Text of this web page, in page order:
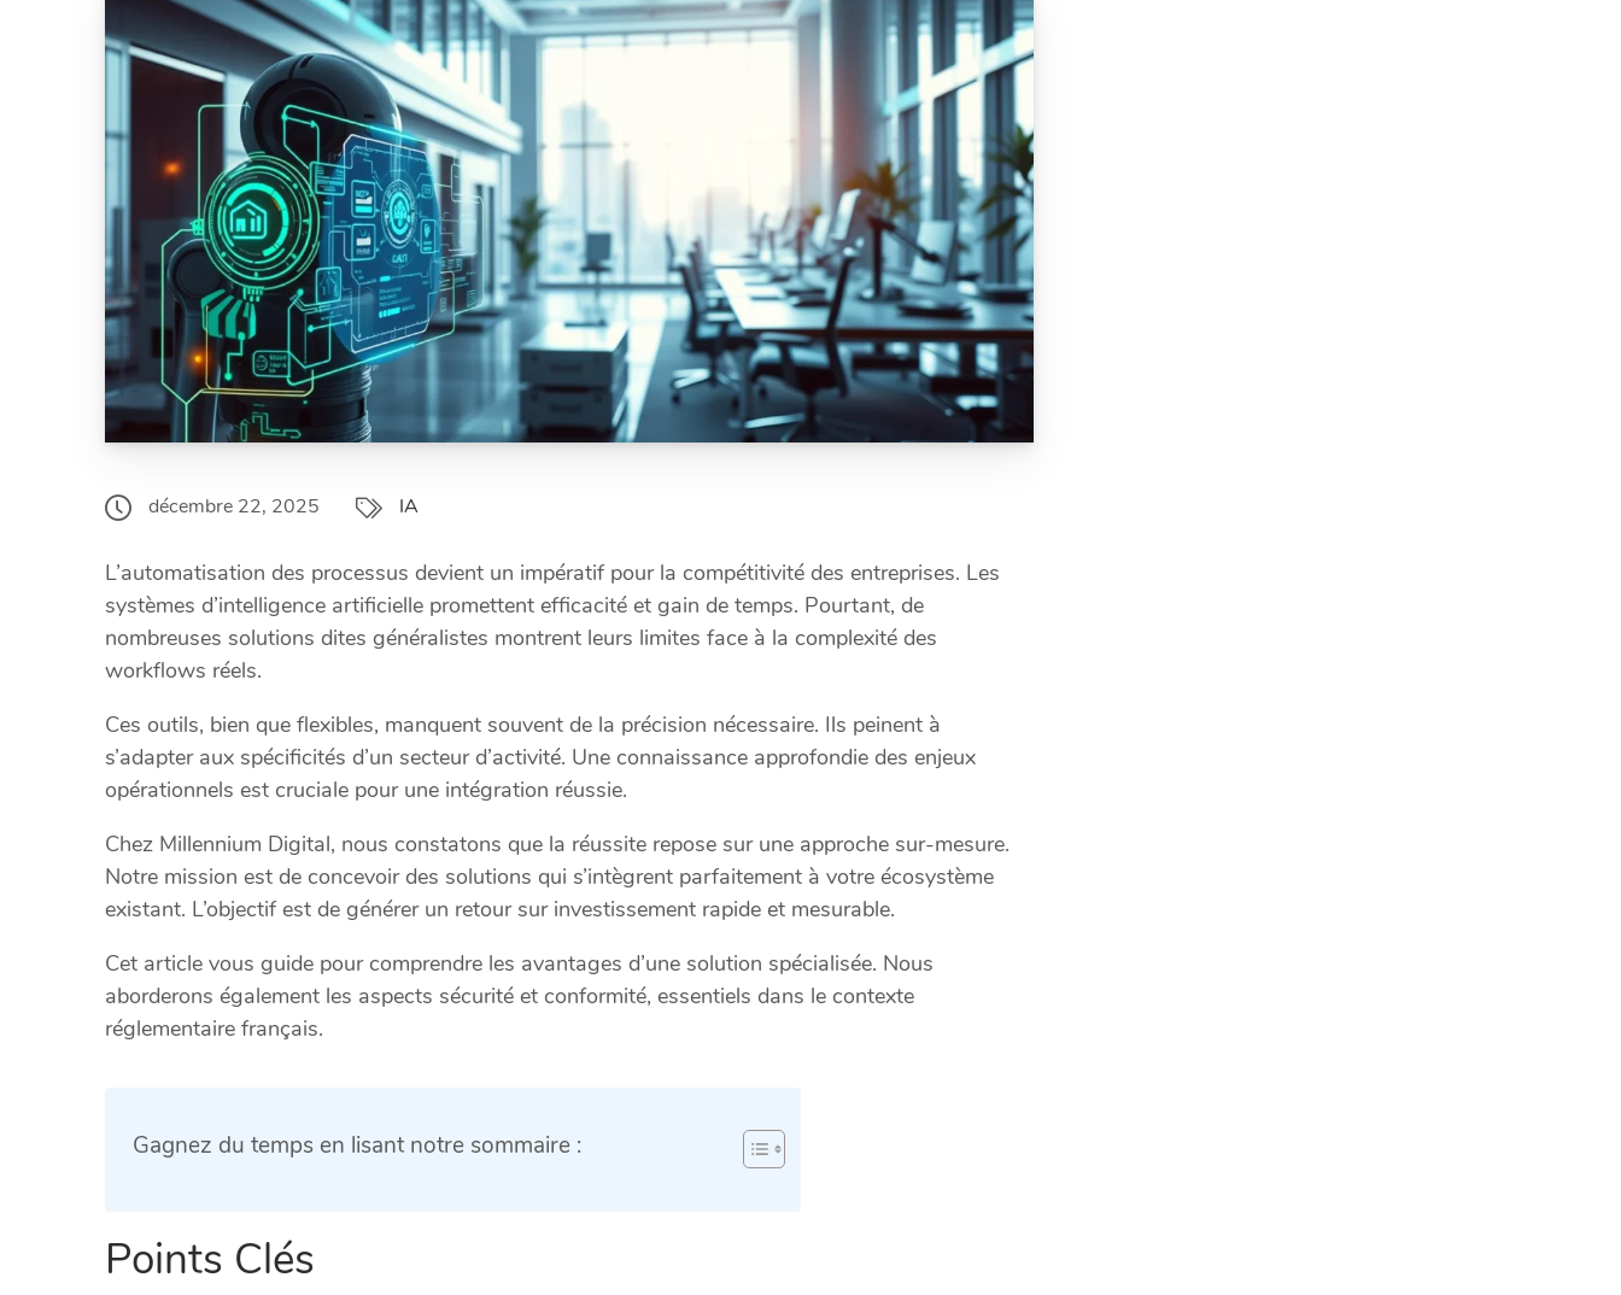
décembre 22, 2025 IA
L’automatisation des processus devient un impératif pour la compétitivité des entreprises. Les
systèmes d’intelligence artificielle promettent efficacité et gain de temps. Pourtant, de
nombreuses solutions dites généralistes montrent leurs limites face à la complexité des
workflows réels.
Ces outils, bien que flexibles, manquent souvent de la précision nécessaire. Ils peinent à
s’adapter aux spécificités d’un secteur d’activité. Une connaissance approfondie des enjeux
opérationnels est cruciale pour une intégration réussie.
Chez Millennium Digital, nous constatons que la réussite repose sur une approche sur-mesure.
Notre mission est de concevoir des solutions qui s’intègrent parfaitement à votre écosystème
existant. L’objectif est de générer un retour sur investissement rapide et mesurable.
Cet article vous guide pour comprendre les avantages d’une solution spécialisée. Nous
aborderons également les aspects sécurité et conformité, essentiels dans le contexte
réglementaire français.
Gagnez du temps en lisant notre sommaire :
Points Clés